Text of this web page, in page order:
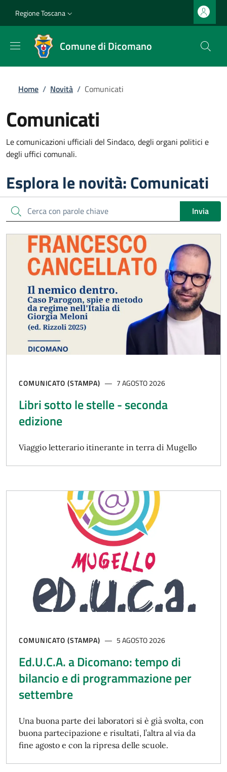
Slim top
Regione Toscana
Comune di Dicomano
Briciole di pane
Home / Novità / Comunicati
Comunicati
Le comunicazioni ufficiali del Sindaco, degli organi politici e
degli uffici comunali.
Esplora le novità: Comunicati
Cerca Invia
COMUNICATO (STAMPA) 7 AGOSTO 2026
Libri sotto le stelle - seconda
edizione
Viaggio letterario itinerante in terra di Mugello
COMUNICATO (STAMPA) 5 AGOSTO 2026
Ed.U.C.A. a Dicomano: tempo di
bilancio e di programmazione per
settembre
Una buona parte dei laboratori si è già svolta, con
buona partecipazione e risultati, l’altra al via da
fine agosto e con la ripresa delle scuole.